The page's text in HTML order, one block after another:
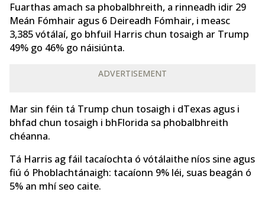
Fuarthas amach sa phobalbhreith, a rinneadh idir 29
Meán Fómhair agus 6 Deireadh Fómhair, i measc
3,385 vótálaí, go bhfuil Harris chun tosaigh ar Trump
49% go 46% go náisiúnta.
ADVERTISEMENT
Mar sin féin tá Trump chun tosaigh i dTexas agus i
bhfad chun tosaigh i bhFlorida sa phobalbhreith
chéanna.
Tá Harris ag fáil tacaíochta ó vótálaithe níos sine agus
fiú ó Phoblachtánaigh: tacaíonn 9% léi, suas beagán ó
5% an mhí seo caite.